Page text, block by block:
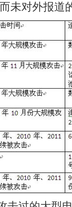
未对外报道